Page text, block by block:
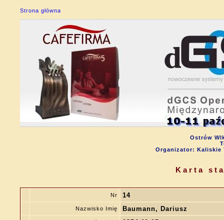
Strona główna
Ostrów
Organizator: Kaliskie
Karta
Nr 14
Nazwisko Imię Baumann, Dariusz